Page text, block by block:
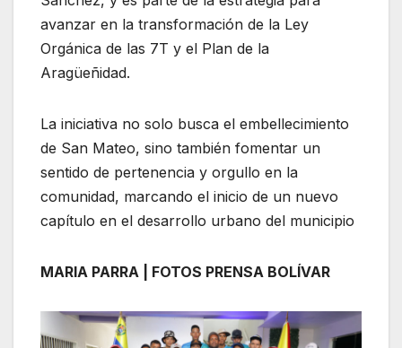
avanzar en la transformación de la Ley
Orgánica de las 7T y el Plan de la
Aragüeñidad.
La iniciativa no solo busca el embellecimiento
de San Mateo, sino también fomentar un
sentido de pertenencia y orgullo en la
comunidad, marcando el inicio de un nuevo
capítulo en el desarrollo urbano del municipio
MARIA PARRA | FOTOS PRENSA BOLÍVAR